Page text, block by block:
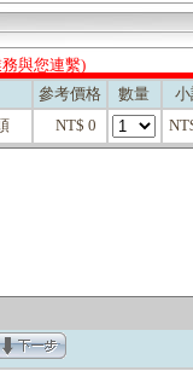
與您連繫)
參考價格 數量
NT$ 0